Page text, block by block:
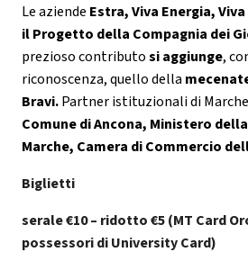
Le aziende Estra, Viva Energia,
il Progetto della Compagnia dei
prezioso contributosi aggiunge,
riconoscenza, quello della
Bravi.Partner istituzionali di
Comune di Ancona, Ministero
Marche, Camera di Commercio
Biglietti
serale €10 – ridotto €5 (MT Card
possessori di University Card)